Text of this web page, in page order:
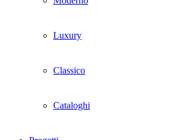
Luxury
Classico
Cataloghi